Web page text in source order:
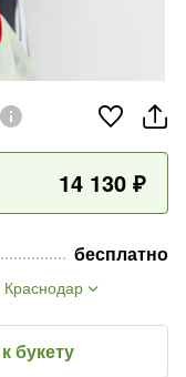
14 130 ₽
бесплатно
Краснодар
к букету